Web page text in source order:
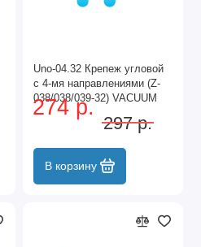
Unо-04.32 Крепеж угловой
с 4-мя направлениями (Z-
038/038/039-32) VACUUM
UNO-04.32 VACUUM
274 р.
297 р.
В корзину